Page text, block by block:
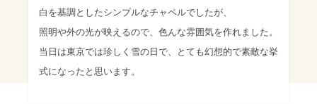
白を基調としたシンプルなチャペルでしたが、
照明や外の光が映えるので、色んな雰囲気を作れました。
当日は東京では珍しく雪の日で、とても幻想的で素敵な挙
式になったと思います。